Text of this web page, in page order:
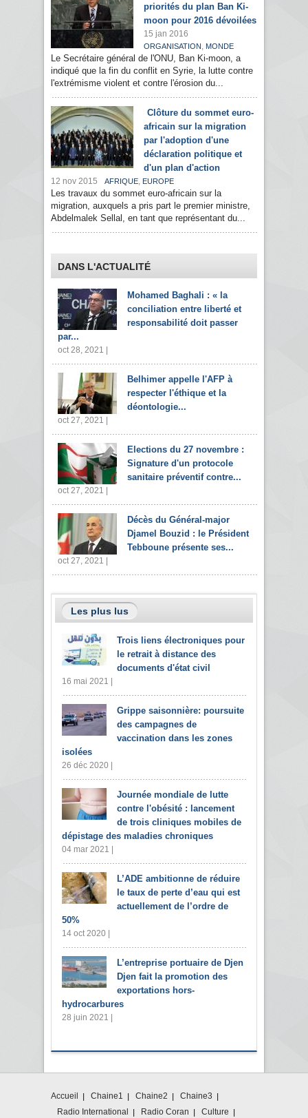
priorités du plan Ban Ki-
moon pour 2016 dévoilées
15 jan 2016
ORGANISATION , MONDE
Le Secrétaire général de l'ONU, Ban Ki-moon, a
indiqué que la fin du conflit en Syrie, la lutte contre
l'extrémisme violent et contre l'érosion du...
Clôture du sommet euro-
africain sur la migration
par l'adoption d'une
déclaration politique et
d'un plan d'action
12 nov 2015 AFRIQUE, EUROPE
Les travaux du sommet euro-africain sur la
migration, auxquels a pris part le premier ministre,
Abdelmalek Sellal, en tant que représentant du...
DANS L'ACTUALITÉ
Mohamed Baghali : « la
conciliation entre liberté et
responsabilité doit passer
par...
oct 28, 2021 |
Belhimer appelle l'AFP à
respecter l'éthique et la
déontologie...
oct 27, 2021 |
Elections du 27 novembre :
Signature d'un protocole
sanitaire préventif contre...
oct 27, 2021 |
Décès du Général-major
Djamel Bouzid : le Président
Tebboune présente ses...
oct 27, 2021 |
Les plus lus
Trois liens électroniques pour
le retrait à distance des
documents d'état civil
16 mai 2021 |
Grippe saisonnière: poursuite
des campagnes de
vaccination dans les zones
isolées
26 déc 2020 |
Journée mondiale de lutte
contre l'obésité : lancement
de trois cliniques mobiles de
dépistage des maladies chroniques
04 mar 2021 |
L’ADE ambitionne de réduire
le taux de perte d’eau qui est
actuellement de l’ordre de
50%
14 oct 2020 |
L’entreprise portuaire de Djen
Djen fait la promotion des
exportations hors-
hydrocarbures
28 juin 2021 |
Accueil Chaine1 Chaine2
Chaine3
Radio International
Radio Coran Culture